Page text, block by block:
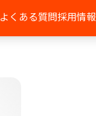
よくある質問採用情報